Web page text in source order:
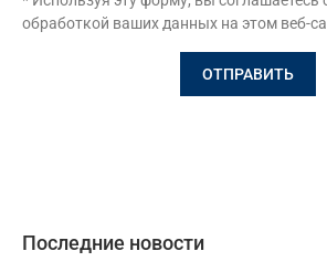
обработкой ваших данных на этом веб-
Последние новости